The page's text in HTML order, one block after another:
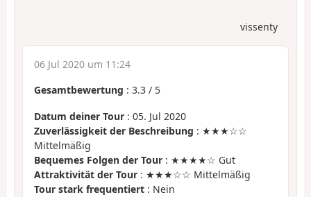
vissenty
06 Jul 2020 um 11:24
Gesamtbewertung : 3.3 / 5
Datum deiner Tour : 05. Jul 2020
Zuverlässigkeit der Beschreibung : ★★★☆☆
Mittelmäßig
Bequemes Folgen der Tour : ★★★★☆ Gut
Attraktivität der Tour : ★★★☆☆ Mittelmäßig
Tour stark frequentiert : Nein